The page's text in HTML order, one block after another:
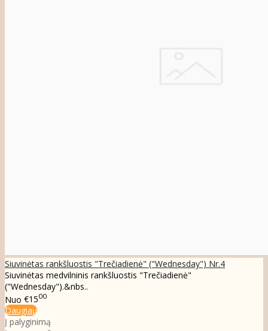
Siuvinėtas rankšluostis "Trečiadienė" ("Wednesday") Nr.4
Siuvinėtas medvilninis rankšluostis "Trečiadienė"
("Wednesday").&nbs..
Nuo €1500
Daugiau
Į palyginimą